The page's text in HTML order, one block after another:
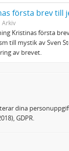
Arkiv
Kristinas första
till mystik av Sven
av brevet.
dina
GDPR.